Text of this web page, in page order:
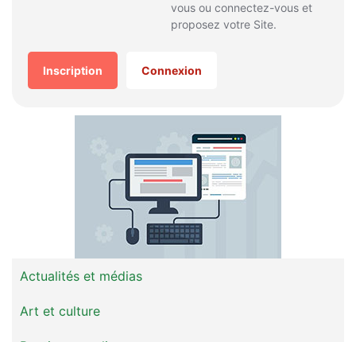
vous ou connectez-vous et
proposez votre Site.
Inscription Connexion
Actualités et médias
Art et culture